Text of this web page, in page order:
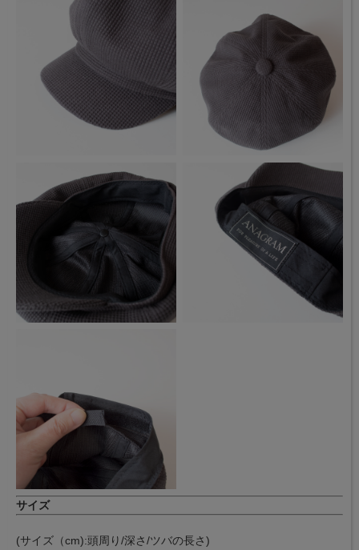
サイズ
(サイズ（cm):頭周り/深さ/ツバの長さ)